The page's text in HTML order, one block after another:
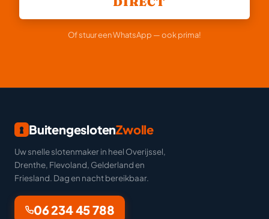
Of stuur een WhatsApp — ook prima!
BuitengeslotenZwolle
Uw snelle slotenmaker in heel Overijssel,
Drenthe, Flevoland, Gelderland en
Friesland. Dag en nacht bereikbaar.
06 234 45 788